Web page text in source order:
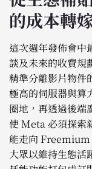
的成本轉
這次週年發佈會中
談及未來的收費規
精準分離影片物
極高的伺服器與算
圈地，再透過後端
使 Meta 必須探索
能走向 Freemium
大眾以維持生態活